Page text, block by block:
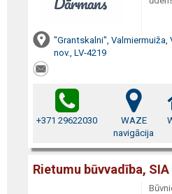
"Grantskalni",
nov., LV-4219
+371 29622030
WAZE
navigācija
Rietumu būvvadība, SIA